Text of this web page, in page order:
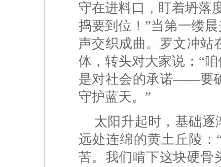
守在进料口，盯着坍落
捣要到位！”当第一缕
声交织成曲。罗文冲站
体，转头对大家说：“
是对社会的承诺——要
守护蓝天。”
太阳升起时，基础
远处连绵的黄土丘陵
苦。我们啃下这块硬骨